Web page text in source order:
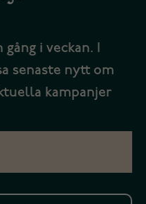
i veckan. I
senaste nytt om
kampanjer